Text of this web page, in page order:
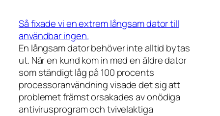
Så fixade vi en extrem långsam dator till
användbar ingen.
En långsam dator behöver inte alltid bytas
ut. När en kund kom in med en äldre dator
som ständigt låg på 100 procents
processoranvändning visade det sig att
problemet främst orsakades av onödiga
antivirusprogram och tvivelaktiga